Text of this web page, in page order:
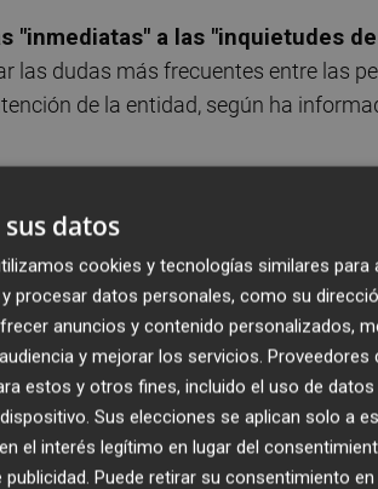
"inmediatas" a las "inquietudes
las dudas más frecuentes entre las
de la entidad, según ha
de Valencia opera las 24
incluso de conversaciones, de forma
canales, desde páginas web a
o telefonía, entre otros.
diseñada por la compañía
de manera eficiente y en tres
datos
cookies y tecnologías similares para
procesar datos personales, como su
anuncios y contenido personalizados,
y mejorar los servicios. Proveedores
estos y otros fines, incluido el uso de
Sus elecciones se aplican solo a
el interés legítimo en lugar del
publicidad. Puede retirar su consentimiento